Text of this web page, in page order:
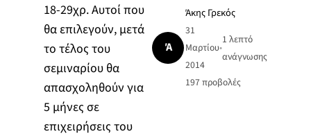
18-29χρ. Αυτοί που
θα επιλεγούν, μετά
το τέλος του
σεμιναρίου θα
απασχοληθούν για
5 μήνες σε
επιχειρήσεις του
Ά
Άκης Γρεκός
31
Μαρτίου
2014
•
1 λεπτό
ανάγνωσης
197 προβολές